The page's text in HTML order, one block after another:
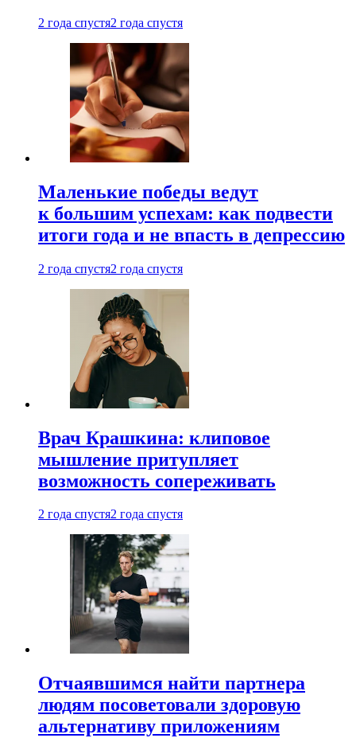
2 года спустя2 года спустя
Маленькие победы ведут
к большим успехам: как подвести
итоги года и не впасть в депрессию
2 года спустя2 года спустя
Врач Крашкина: клиповое
мышление притупляет
возможность сопереживать
2 года спустя2 года спустя
Отчаявшимся найти партнера
людям посоветовали здоровую
альтернативу приложениям